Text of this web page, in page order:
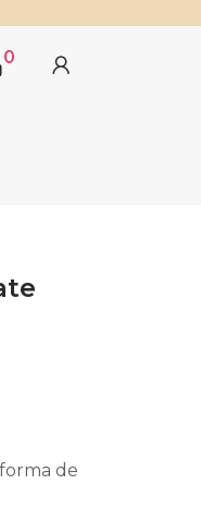
0
de